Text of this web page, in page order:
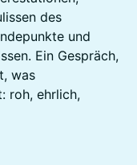
des
und
Ein Gespräch,
was
roh, ehrlich,